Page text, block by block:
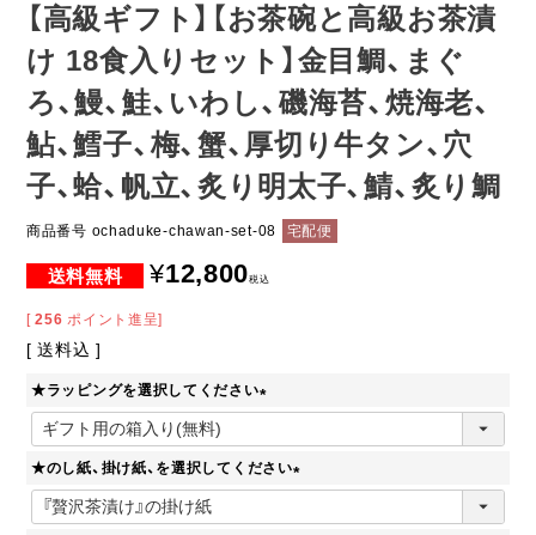
【高級ギフト】【お茶碗と高級お茶漬
け 18食入りセット】金目鯛、まぐ
ろ、鰻、鮭、いわし、磯海苔、焼海老、
鮎、鱈子、梅、蟹、厚切り牛タン、穴
子、蛤、帆立、炙り明太子、鯖、炙り鯛
商品番号 ochaduke-chawan-set-08 宅配便
¥12,800税込
[ 256 ポイント進呈]
送料込
★ラッピングを選択してください
必
須
)
★のし紙、掛け紙、を選択してください
必